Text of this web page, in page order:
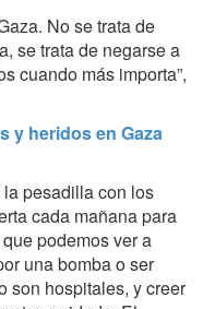
No se trata de
se trata de negarse a
cuando más importa”,
y heridos en Gaza
pesadilla con los
cada mañana para
podemos ver a
una bomba o ser
son hospitales, y creer